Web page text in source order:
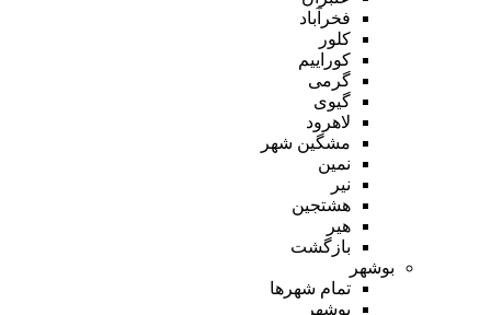
فخرآباد
کلور
کوراییم
گرمی
گیوی
لاهرود
مشگین شهر
نمین
نیر
هشتجین
هیر
بازگشت
بوشهر
تمام شهر‌ها
بوشهر